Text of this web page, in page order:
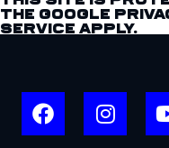
the Google
Service apply.